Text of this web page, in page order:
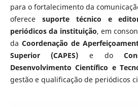
para o fortalecimento da
oferece suporte técnico e
periódicos da instituição, em
da Coordenação de
Superior (CAPES) e do
Desenvolvimento Científico e
gestão e qualificação de periódicos